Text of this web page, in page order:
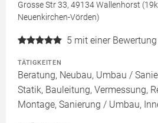
Grosse Str 33, 49134 Wallenhorst
Neuenkirchen-Vörden)
5 mit einer Bewertung
TÄTIGKEITEN
Beratung, Neubau, Umbau /
Statik, Bauleitung, Vermessung,
Montage, Sanierung / Umbau,